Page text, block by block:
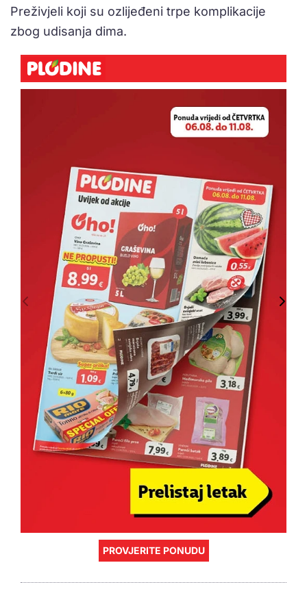
Preživjeli koji su ozlijeđeni trpe komplikacije
zbog udisanja dima.
PROVJERITE PONUDU